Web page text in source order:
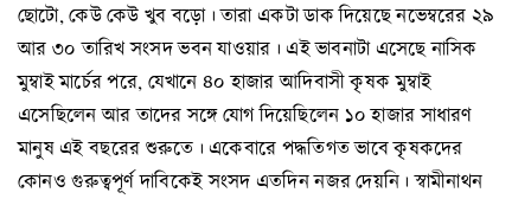
ছোটো, কেউ কেউ খুব বড়ো। তারা একটা ডাক দিয়েছে নভেম্বরের ২৯
আর ৩০ তারিখ সংসদ ভবন যাওয়ার। এই ভাবনাটা এসেছে নাসিক
মুম্বাই মার্চের পরে, যেখানে ৪০ হাজার আদিবাসী কৃষক মুম্বাই
এসেছিলেন আর তাদের সঙ্গে যোগ দিয়েছিলেন ১০ হাজার সাধারণ
মানুষ এই বছরের শুরুতে। একেবারে পদ্ধতিগত ভাবে কৃষকদের
কোনও গুরুত্বপূর্ণ দাবিকেই সংসদ এতদিন নজর দেয়নি। স্বামীনাথন